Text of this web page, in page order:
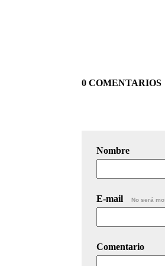
0 COMENTARIOS
Nombre
E-mail No será
Comentario